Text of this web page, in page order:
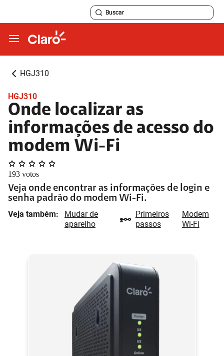
HGJ310
HGJ310
Onde localizar as
informações de acesso do
modem Wi-Fi
193 votos
Veja onde encontrar as informações de login e
senha padrão do modem Wi-Fi.
Veja também:
Mudar de
aparelho
Primeiros
passos
Modem
Wi-Fi